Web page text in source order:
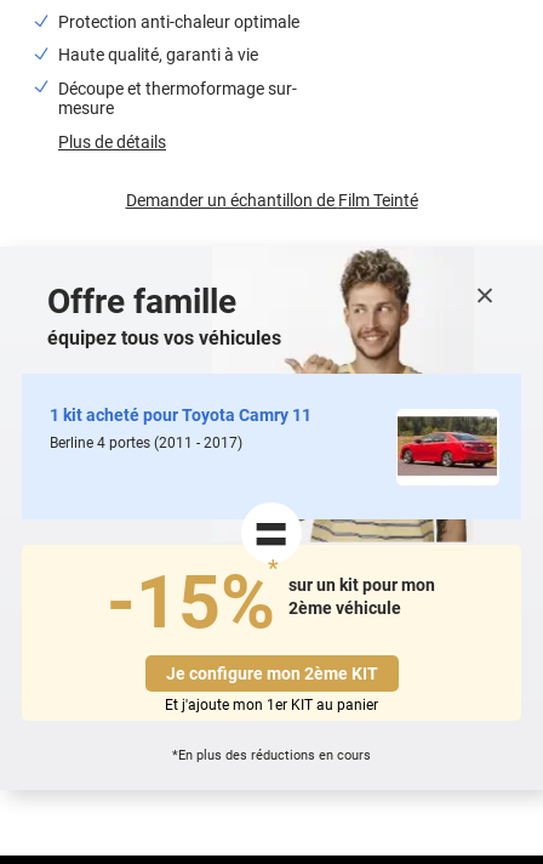
Protection anti-chaleur optimale
Haute qualité, garanti à vie
Découpe et thermoformage sur-
mesure
Plus de détails
Demander un échantillon de Film Teinté
Offre famille
équipez tous vos véhicules
1 kit acheté pourToyota Camry 11
Berline 4portes (2011 - 2017)
=
-15%*
sur un kit pour mon
2ème véhicule
Je configure mon 2ème KIT
Et j'ajoute mon 1er KIT au panier
*En plus des réductions en cours